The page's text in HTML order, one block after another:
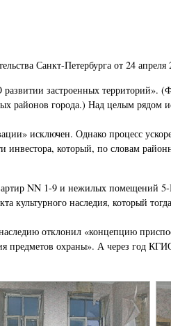
Санкт-Петербурга от 24 апреля
застроенных территорий».
районов города.) Над целым
исключен. Однако процесс
инвестора, который, по словам
NN 1-9 и нежилых помещений
культурного наследия, который
отклонил «концепцию
предметов охраны». А через год